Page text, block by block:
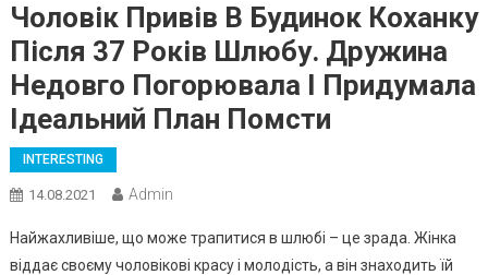
Чоловік Привів В Будинок Коханку
Після 37 Років Шлюбу. Дружина
Недовго Погорювала І Придумала
Ідеальний План Помсти
INTERESTING
14.08.2021 Admin
Найжахливіше, що може трапитися в шлюбі – це зрада. Жінка
віддає своєму чоловікові красу і молодість, а він знаходить їй